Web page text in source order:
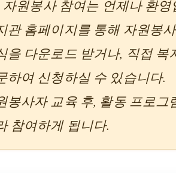
자원봉사 참여는 언제나 환영
관 홈페이지를 통해 자원봉
을 다운로드 받거나, 직접 복
하여 신청하실 수 있습니다.
봉사자 교육 후, 활동 프로그
참여하게 됩니다.